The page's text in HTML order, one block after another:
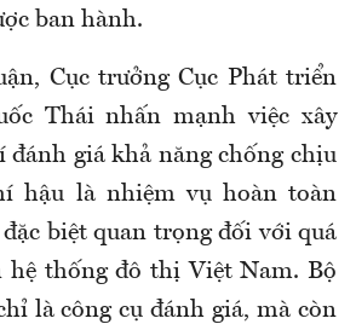
ban hành.
Cục trưởng Cục Phát triển
Thái nhấn mạnh việc xây
đánh giá khả năng chống chịu
hậu là nhiệm vụ hoàn toàn
biệt quan trọng đối với quá
thống đô thị Việt Nam. Bộ
là công cụ đánh giá, mà còn